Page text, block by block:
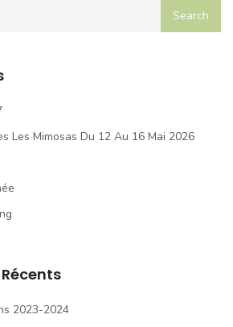
Les Mimosas Du 12 Au 16 Mai 2026
2023-2024